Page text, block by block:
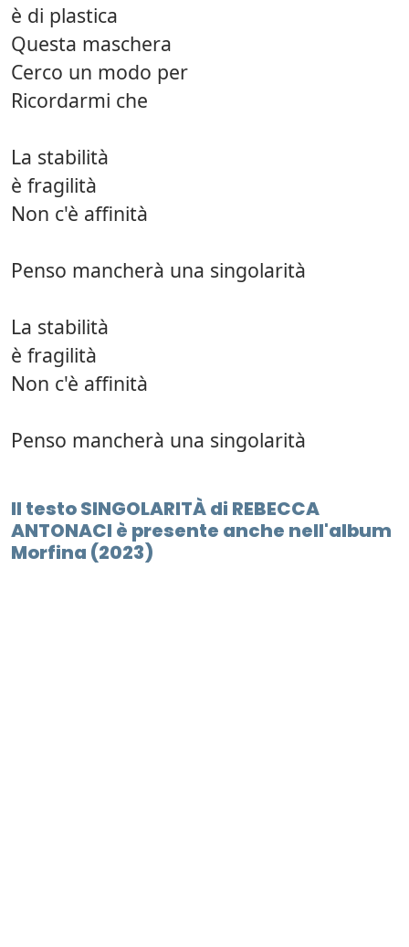
è di plastica
Questa maschera
Cerco un modo per
Ricordarmi che
La stabilità
è fragilità
Non c'è affinità
Penso mancherà una singolarità
La stabilità
è fragilità
Non c'è affinità
Penso mancherà una singolarità
Il testo SINGOLARITÀ di REBECCA
ANTONACI è presente anche nell'album
Morfina (2023)